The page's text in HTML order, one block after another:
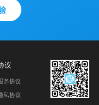
议
务协议
私协议